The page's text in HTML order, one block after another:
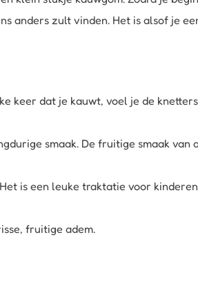
anders zult vinden. Het is alsof je
keer dat je kauwt, voel je de
smaak. De fruitige smaak van
is een leuke traktatie voor
fruitige adem.